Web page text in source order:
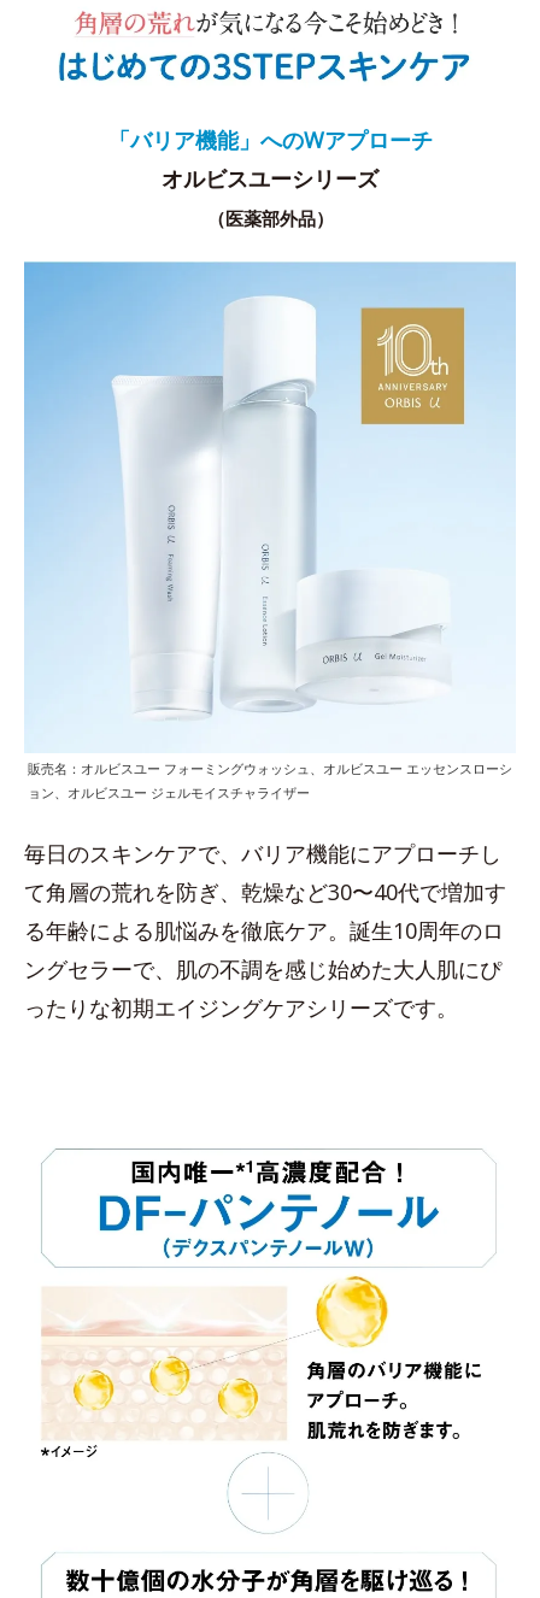
「バリア機能」へのWアプローチ
オルビスユーシリーズ
（医薬部外品）
販売名：オルビスユー フォーミングウォッシュ、オルビスユー エッセンスローシ
ョン、オルビスユー ジェルモイスチャライザー
毎日のスキンケアで、バリア機能にアプローチし
て角層の荒れを防ぎ、乾燥など30〜40代で増加す
る年齢による肌悩みを徹底ケア。誕生10周年のロ
ングセラーで、肌の不調を感じ始めた大人肌にぴ
ったりな初期エイジングケアシリーズです。